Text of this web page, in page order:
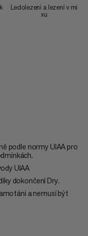
Ledolezení a lezení v mi
xu
podle normy UIAA pro
UIAA
dokončení Dry.
a nemusí být